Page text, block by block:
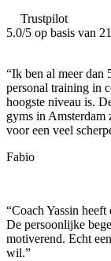
Trustpilot
5.0/5 op basis van 21
“Ik ben al meer dan
personal training in
hoogste niveau is.
gyms in Amsterdam
voor een veel
Fabio
“Coach Yassin
De persoonlijke
motiverend. Echt
wil.”